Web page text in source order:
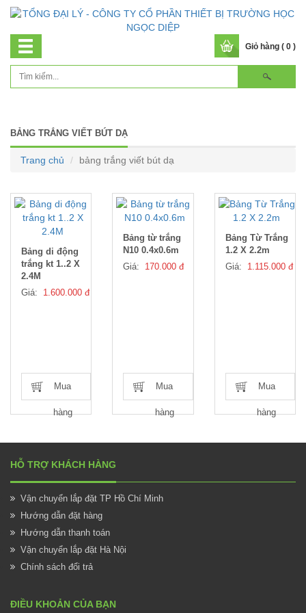
Giỏ hàng ( 0 )
BẢNG TRẮNG VIẾT BÚT DẠ
Trang chủ bảng trắng viết bút dạ
Bảng di động
trắng kt 1..2 X
2.4M
Giá: 1.600.000 đ
Mua
hàng
Bảng từ trắng
N10 0.4x0.6m
Giá: 170.000 đ
Mua
hàng
Bảng Từ Trắng
1.2 X 2.2m
Giá: 1.115.000 đ
Mua
hàng
HỖ TRỢ KHÁCH HÀNG
Vận chuyển lắp đặt TP Hồ Chí Minh
Hướng dẫn đặt hàng
Hướng dẫn thanh toán
Vận chuyển lắp đặt Hà Nội
Chính sách đổi trả
ĐIỀU KHOẢN CỦA BẠN